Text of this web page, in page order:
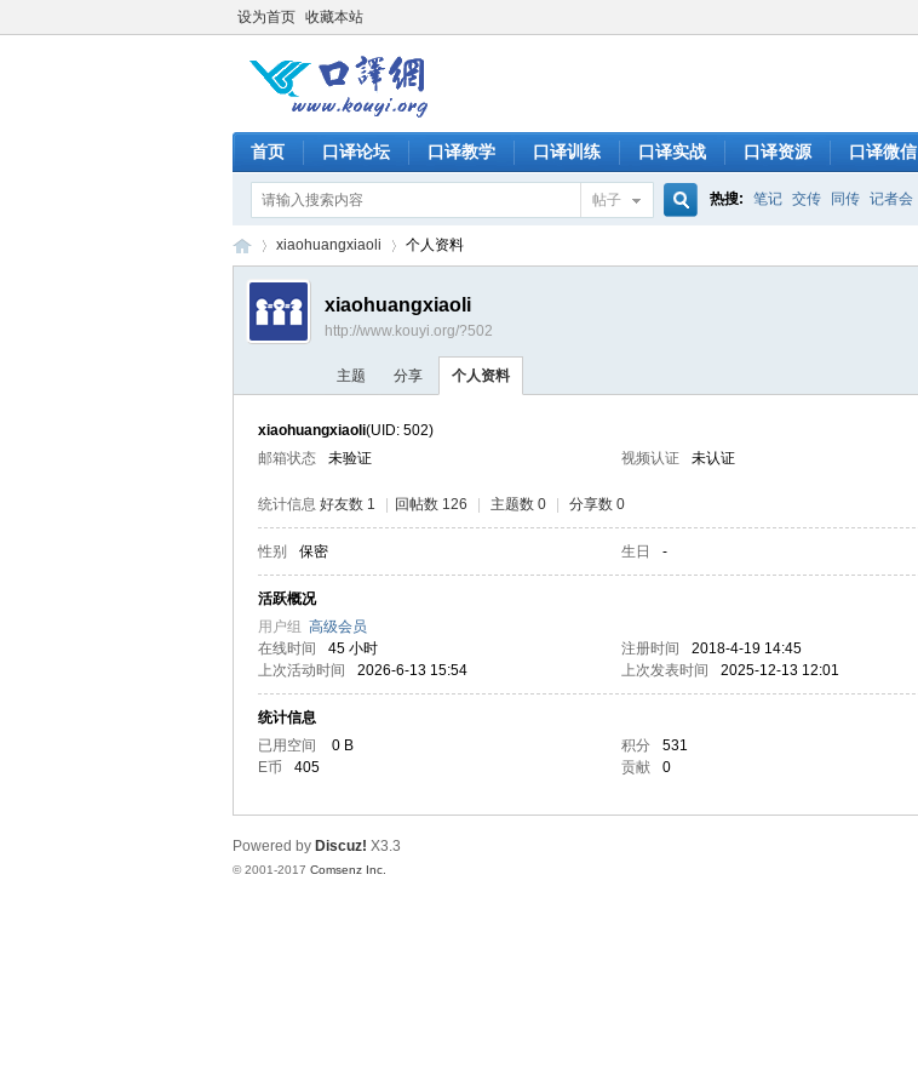
设为首页 收藏本站
首页 口译论坛 口译教学 口译训练 口译实战 口译资源 口译微信
帖子 热搜: 笔记 交传 同传 记者会
›
xiaohuangxiaoli 个人资料
xiaohuangxiaoli
http://www.kouyi.org/?502
主题 分享 个人资料
xiaohuangxiaoli(UID: 502)
邮箱状态
未验证 视频认证 未认证
统计信息 好友数 1 回帖数 126 主题数 0 分享数 0
性别 保密 生日 -
活跃概况
用户组 高级会员
在线时间
45 小时 注册时间 2018-4-19 14:45
上次活动时间
2026-6-13 15:54 上次发表时间 2025-12-13 12:01
统计信息
已用空间
0 B 积分 531
E币
405 贡献 0
Powered by Discuz! X3.3
© 2001-2017 Comsenz Inc.